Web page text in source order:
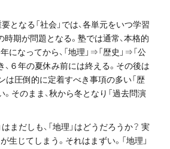
となる「社会」では、各単元をいつ学習
時期が問題となる。塾では通常、本格的
になってから、「地理」⇒「歴史」⇒「公
、６年の夏休み前には終える。その後は
ンは圧倒的に定着すべき事項の多い「歴
。そのまま、秋から冬となり「過去問演
まだしも、「地理」はどうだろうか？ 実
生じてしまう。それはまずい。「地理」